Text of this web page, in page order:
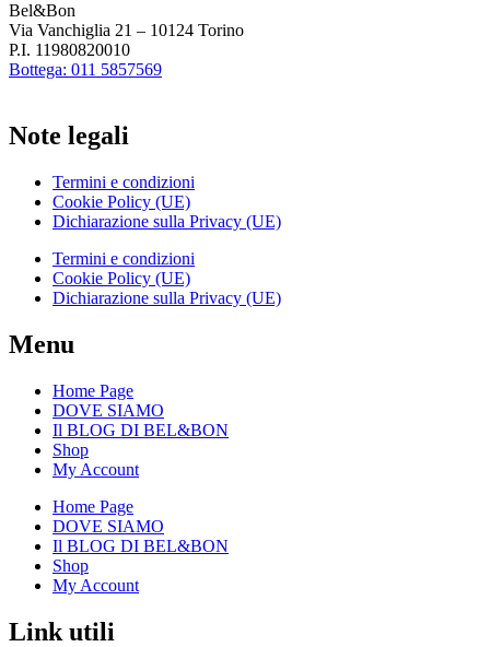
Bel&Bon
Via Vanchiglia 21 – 10124 Torino
P.I. 11980820010
Bottega: 011 5857569
Note legali
Termini e condizioni
Cookie Policy (UE)
Dichiarazione sulla Privacy (UE)
Termini e condizioni
Cookie Policy (UE)
Dichiarazione sulla Privacy (UE)
Menu
Home Page
DOVE SIAMO
Il BLOG DI BEL&BON
Shop
My Account
Home Page
DOVE SIAMO
Il BLOG DI BEL&BON
Shop
My Account
Link utili